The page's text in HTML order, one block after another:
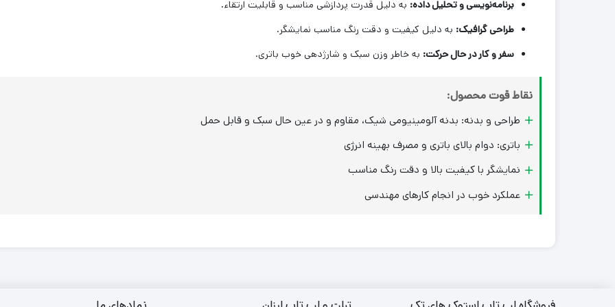
برنامه‌نویسی و تحلیل داده: به دلیل قدرت پردازشی مناسب و قابلیت ارتقاء.
طراحی گرافیک: به دلیل کیفیت و دقت رنگ مناسب نمایشگر.
سفر و کار در حال حرکت: به خاطر وزن سبک و شارژدهی خوب باتری.
نقاط قوت محصول:
طراحی و بدنه: بدنه آلومینیومی شیک، مقاوم و در عین حال سبک و قابل حمل
باتری: دوام بالای باتری و مصرف بهینه انرژی
نمایشگر با کیفیت بالا و دقت رنگ مناسب
عملکرد خوب در انجام کارهای مهندسی